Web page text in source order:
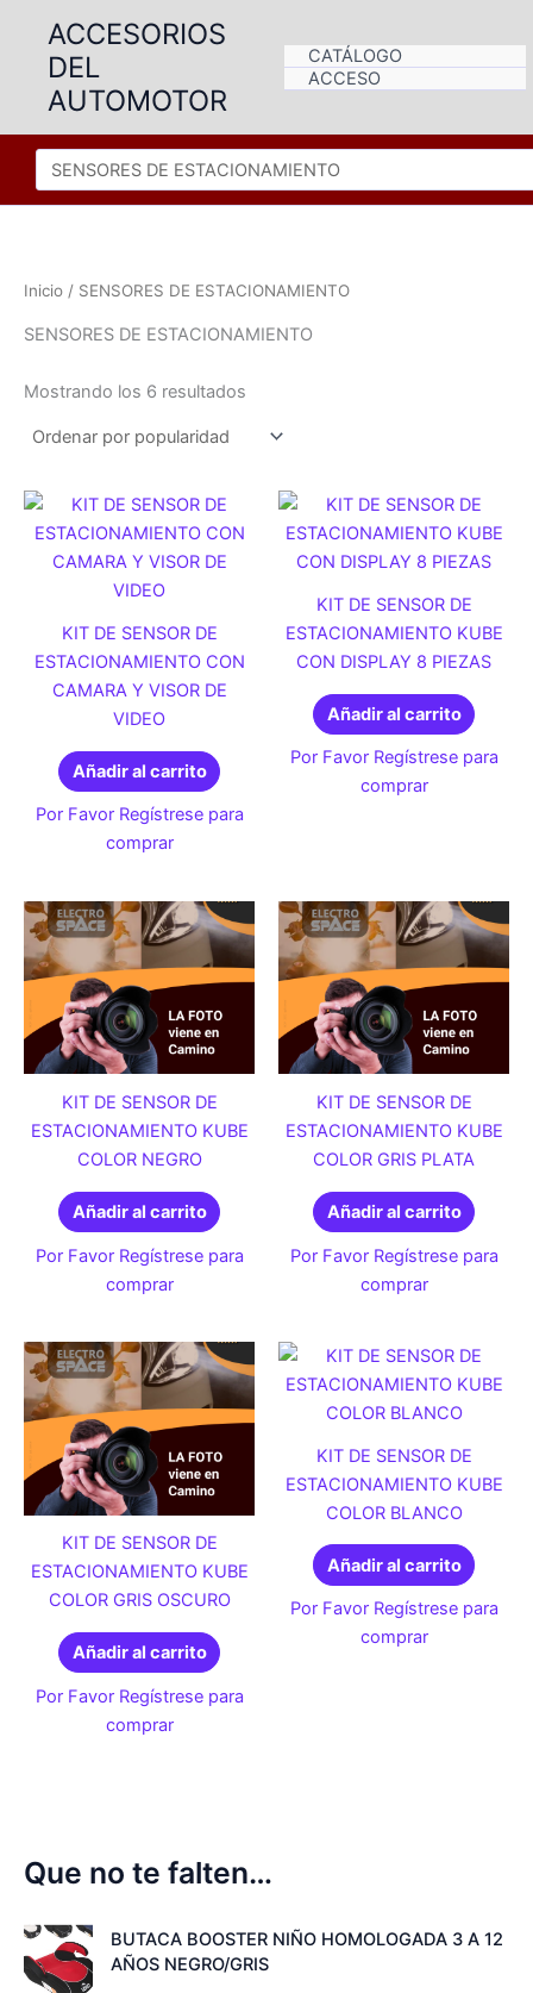
contenido
ACCESORIOS
DEL
AUTOMOTOR
CATÁLOGO
ACCESO
Inicio / SENSORES DE ESTACIONAMIENTO
SENSORES DE ESTACIONAMIENTO
Mostrando los 6 resultados
KIT DE SENSOR DE
ESTACIONAMIENTO CON
CAMARA Y VISOR DE
VIDEO
Añadir al carrito
Por Favor Regístrese para
comprar
KIT DE SENSOR DE
ESTACIONAMIENTO KUBE
CON DISPLAY 8 PIEZAS
Añadir al carrito
Por Favor Regístrese para
comprar
KIT DE SENSOR DE
ESTACIONAMIENTO KUBE
COLOR NEGRO
Añadir al carrito
Por Favor Regístrese para
comprar
KIT DE SENSOR DE
ESTACIONAMIENTO KUBE
COLOR GRIS PLATA
Añadir al carrito
Por Favor Regístrese para
comprar
KIT DE SENSOR DE
ESTACIONAMIENTO KUBE
COLOR GRIS OSCURO
Añadir al carrito
Por Favor Regístrese para
comprar
KIT DE SENSOR DE
ESTACIONAMIENTO KUBE
COLOR BLANCO
Añadir al carrito
Por Favor Regístrese para
comprar
Que no te falten…
BUTACA BOOSTER NIÑO HOMOLOGADA 3 A 12
AÑOS NEGRO/GRIS